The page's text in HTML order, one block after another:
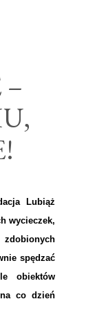
Lubiąż
wycieczek,
spędzać
obiektów
co dzień